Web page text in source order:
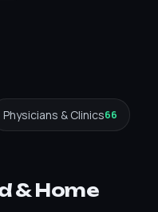
Physicians & Clinics66
& Home